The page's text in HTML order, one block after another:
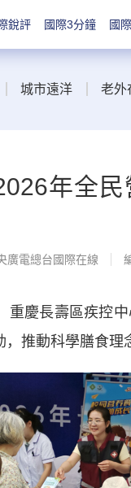
銳評 國際3分鐘 國
城市遠洋 老外
年全民
廣電總台國際在線
長壽區疾控中
推動科學膳食理